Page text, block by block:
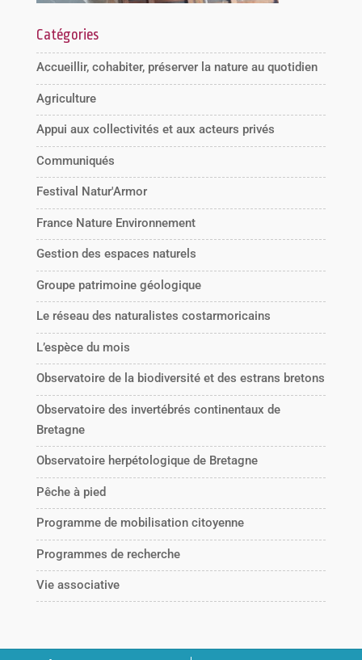
Catégories
Accueillir, cohabiter, préserver la nature au quotidien
Agriculture
Appui aux collectivités et aux acteurs privés
Communiqués
Festival Natur'Armor
France Nature Environnement
Gestion des espaces naturels
Groupe patrimoine géologique
Le réseau des naturalistes costarmoricains
L’espèce du mois
Observatoire de la biodiversité et des estrans bretons
Observatoire des invertébrés continentaux de
Bretagne
Observatoire herpétologique de Bretagne
Pêche à pied
Programme de mobilisation citoyenne
Programmes de recherche
Vie associative